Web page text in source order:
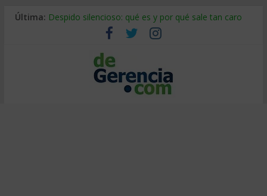
Última: Despido silencioso: qué es y por qué sale tan caro
La economía de Venezuela después del terremoto
Los 8 pasos de Kotter: liderar el cambio sin fracasar
Gestión de proyectos con IA: qué cambia en el oficio
IA y creatividad: cómo evitar que todos piensen igual